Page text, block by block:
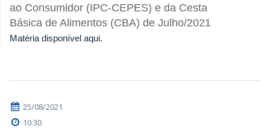
ao Consumidor (IPC-CEPES) e da Cesta
Básica de Alimentos (CBA) de Julho/2021
Matéria disponível aqui.
25/08/2021
10:30